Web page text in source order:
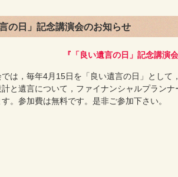
言の日」記念講演会のお知らせ
『「良い遺言の日」記念講演
は，毎年4月15日を「良い遺言の日」として
と遺言について，ファイナンシャルプラン
。参加費は無料です。是非ご参加下さい。